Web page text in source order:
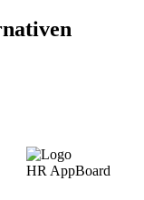
HR AppBoard